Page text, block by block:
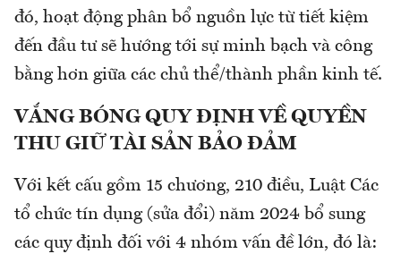
đó, hoạt động phân bổ nguồn lực từ tiết kiệm
đến đầu tư sẽ hướng tới sự minh bạch và công
bằng hơn giữa các chủ thể/thành phần kinh tế.
VẮNG BÓNG QUY ĐỊNH VỀ QUYỀN
THU GIỮ TÀI SẢN BẢO ĐẢM
Với kết cấu gồm 15 chương, 210 điều, Luật Các
tổ chức tín dụng (sửa đổi) năm 2024 bổ sung
các quy định đối với 4 nhóm vấn đề lớn, đó là: